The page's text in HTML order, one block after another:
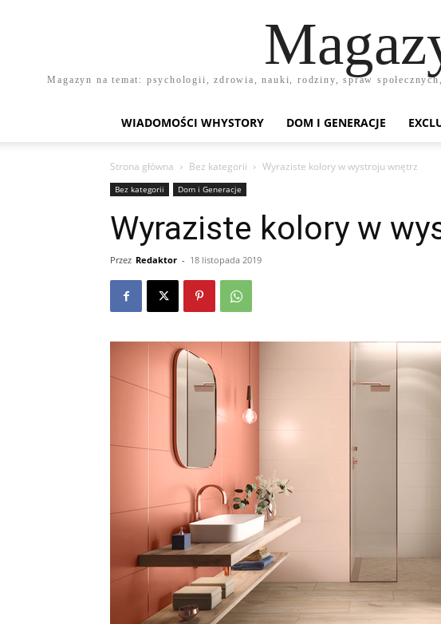
Magazyn na temat: psychologii, zdrowia, nauki, rodziny, spraw
WIADOMOŚCI WHYSTORY DOM I GENERACJE
Strona główna Bez kategorii Wyraziste kolory w wystroju wnętrz
Bez kategorii Dom i Generacje
Wyraziste kolory w
Przez Redaktor - 18 listopada 2019